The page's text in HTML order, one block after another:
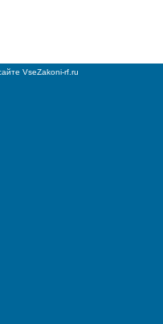
VseZakoni-rf.ru